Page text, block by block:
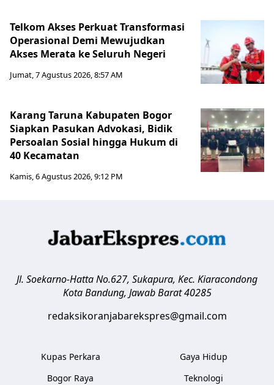
Telkom Akses Perkuat Transformasi
Operasional Demi Mewujudkan
Akses Merata ke Seluruh Negeri
Jumat, 7 Agustus 2026, 8:57 AM
Karang Taruna Kabupaten Bogor
Siapkan Pasukan Advokasi, Bidik
Persoalan Sosial hingga Hukum di
40 Kecamatan
Kamis, 6 Agustus 2026, 9:12 PM
Jl. Soekarno-Hatta No.627, Sukapura, Kec. Kiaracondong
Kota Bandung, Jawab Barat 40285
redaksikoranjabarekspres@gmail.com
Kupas Perkara
Bogor Raya
Gaya Hidup
Teknologi